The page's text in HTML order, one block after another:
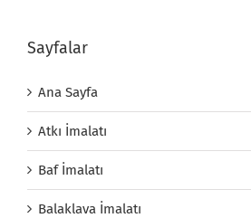
Sayfalar
Ana Sayfa
Atkı İmalatı
Baf İmalatı
Balaklava İmalatı